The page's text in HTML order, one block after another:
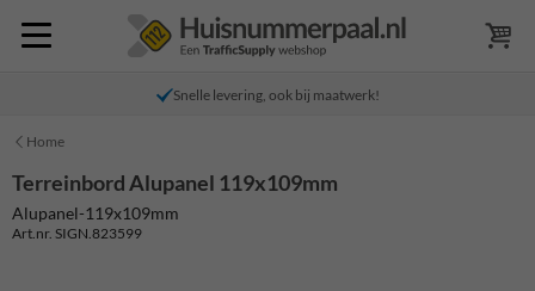
Snelle levering, ook bij maatwerk!
Home
Terreinbord Alupanel 119x109mm
Alupanel-119x109mm
Art.nr. SIGN.823599